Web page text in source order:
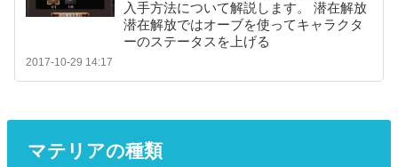
入手方法について解説します。 潜在解放
潜在解放ではオーブを使ってキャラクタ
ーのステータスを上げる
2017-10-29 14:17
マテリアの種類